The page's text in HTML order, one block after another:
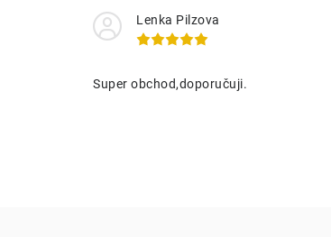
Lenka Pilzova
Super obchod,doporučuji.